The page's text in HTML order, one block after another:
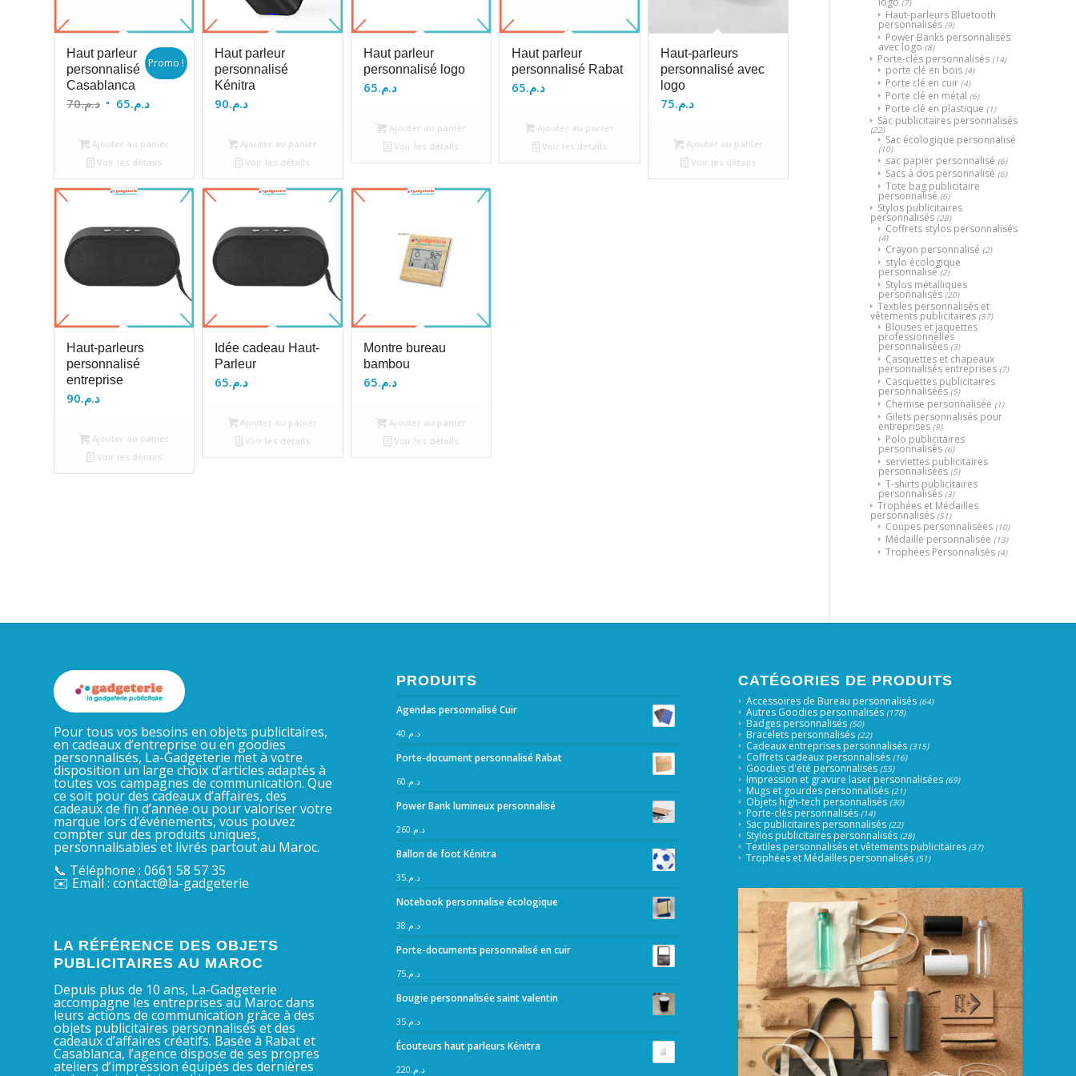
Haut parleur
personnalisé
Casablanca
د.م.70
Le
initial
était :
د.م.70.
د.م.65
Le
actuel
est :
د.م.65.
Promo !
Ajouter au panier
Voir les détails
Haut parleur
personnalisé
Kénitra
د.م.90
Ajouter au panier
Voir les détails
Haut parleur
personnalisé logo
د.م.65
Ajouter au panier
Voir les détails
Haut parleur
personnalisé Rabat
د.م.65
Ajouter au panier
Voir les détails
Haut-parleurs
personnalisé avec
logo
د.م.75
Ajouter au panier
Voir les détails
Haut-parleurs
personnalisé
entreprise
د.م.90
Ajouter au panier
Voir les détails
Idée cadeau Haut-
Parleur
د.م.65
Ajouter au panier
Voir les détails
Montre bureau
bambou
د.م.65
Ajouter au panier
Voir les détails
Haut-parleurs Bluetooth
personnalisés (9)
Power Banks personnalisés
avec logo (8)
Porte-clés personnalisés (14)
porte clé en bois (4)
Porte clé en cuir (4)
Porte clé en métal (6)
Porte clé en plastique (1)
Sac publicitaires personnalisés
(22)
Sac écologique personnalisé
(10)
sac papier personnalisé (6)
Sacs à dos personnalisé (6)
Tote bag publicitaire
personnalisé (6)
Stylos publicitaires
personnalisés (28)
Coffrets stylos personnalisés
(4)
Crayon personnalisé (2)
stylo écologique
personnalisé (2)
Stylos métalliques
personnalisés (20)
Textiles personnalisés et
vêtements publicitaires (37)
Blouses et jaquettes
professionnelles
personnalisées (3)
Casquettes et chapeaux
personnalisés entreprises (7)
Casquettes publicitaires
personnalisées (5)
Chemise personnalisée (1)
Gilets personnalisés pour
entreprises (9)
Polo publicitaires
personnalisés (6)
serviettes publicitaires
personnalisées (5)
T-shirts publicitaires
personnalisés (3)
Trophées et Médailles
personnalisés (51)
Coupes personnalisées (10)
Médaille personnalisée (13)
Trophées Personnalisés (4)
Pour tous vos besoins en objets publicitaires,
en cadeaux d’entreprise ou en goodies
personnalisés, La-Gadgeterie met à votre
disposition un large choix d’articles adaptés à
toutes vos campagnes de communication. Que
ce soit pour des cadeaux d’affaires, des
cadeaux de fin d’année ou pour valoriser votre
marque lors d’événements, vous pouvez
compter sur des produits uniques,
personnalisables et livrés partout au Maroc.
📞 Téléphone : 0661 58 57 35
✉️ Email : contact@la-gadgeterie
LA RÉFÉRENCE DES OBJETS
PUBLICITAIRES AU MAROC
Depuis plus de 10 ans, La-Gadgeterie
accompagne les entreprises au Maroc dans
leurs actions de communication grâce à des
objets publicitaires personnalisés et des
cadeaux d’affaires créatifs. Basée à Rabat et
Casablanca, l’agence dispose de ses propres
ateliers d’impression équipés des dernières
PRODUITS
Agendas personnalisé Cuir
د.م. 40
Porte-document personnalisé Rabat
د.م. 60
Power Bank lumineux personnalisé
د.م. 260
Ballon de foot Kénitra
د.م.35
Notebook personnalise écologique
د.م. 38
Porte-documents personnalisé en cuir
د.م.75
Bougie personnalisée saint valentin
د.م.35
Écouteurs haut parleurs Kénitra
د.م. 220
CATÉGORIES DE PRODUITS
Accessoires de Bureau personnalisés (64)
Autres Goodies personnalisés (178)
Badges personnalisés (50)
Bracelets personnalisés (22)
Cadeaux entreprises personnalisés (315)
Coffrets cadeaux personnalisés (16)
Goodies d'été personnalisés (55)
Impression et gravure laser personnalisées (69)
Mugs et gourdes personnalisés (21)
Objets high-tech personnalisés (30)
Porte-clés personnalisés (14)
Sac publicitaires personnalisés (22)
Stylos publicitaires personnalisés (28)
Textiles personnalisés et vêtements publicitaires (37)
Trophées et Médailles personnalisés (51)